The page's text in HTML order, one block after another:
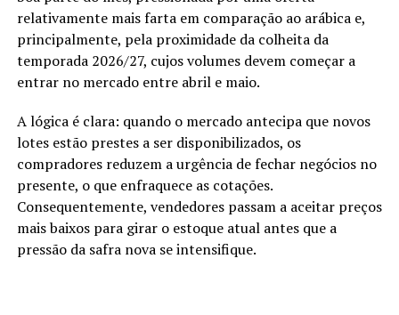
relativamente mais farta em comparação ao arábica e,
principalmente, pela proximidade da colheita da
temporada 2026/27, cujos volumes devem começar a
entrar no mercado entre abril e maio.
A lógica é clara: quando o mercado antecipa que novos
lotes estão prestes a ser disponibilizados, os
compradores reduzem a urgência de fechar negócios no
presente, o que enfraquece as cotações.
Consequentemente, vendedores passam a aceitar preços
mais baixos para girar o estoque atual antes que a
pressão da safra nova se intensifique.